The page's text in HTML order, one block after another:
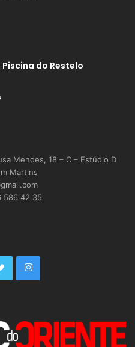
Piscina do Restelo
Mendes, 18 – C – Estúdio D
Martins
586 42 35